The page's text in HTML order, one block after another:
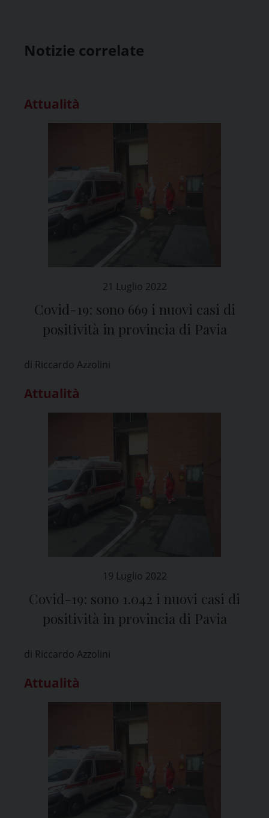
Notizie correlate
Attualità
21 Luglio 2022
Covid-19: sono 669 i nuovi casi di
positività in provincia di Pavia
di Riccardo Azzolini
Attualità
19 Luglio 2022
Covid-19: sono 1.042 i nuovi casi di
positività in provincia di Pavia
di Riccardo Azzolini
Attualità